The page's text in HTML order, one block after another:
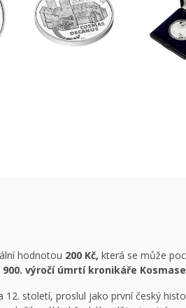
hodnotou 200 Kč, která se může
900. výročí úmrtí kronikáře
12. století, proslul jako první český